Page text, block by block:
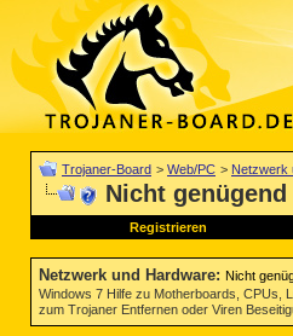
Trojaner-Board > Web/PC > Netzwerk
Nicht
Registrieren
Netzwerk und Hardware: Nicht
Windows 7 Hilfe zu Motherboards, CPUs,
zum Trojaner Entfernen oder Viren